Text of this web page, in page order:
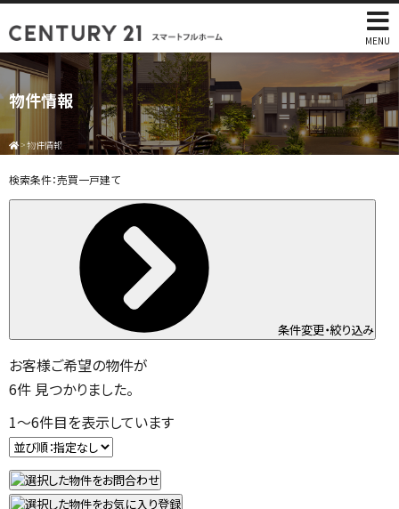
MENU
物件情報
>物件情報
検索条件：売買一戸建て
条件変更・絞り込み
お客様ご希望の物件が
6件 見つかりました。
1～6件目を表示しています